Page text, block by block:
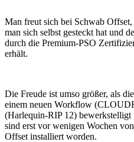
Man freut sich bei Schwab Offset,
man sich selbst gesteckt hat und
durch die Premium-PSO
erhält.
Die Freude ist umso größer, als
einem neuen Workflow
(Harlequin-RIP 12)
sind erst vor wenigen Wochen
Offset installiert worden.